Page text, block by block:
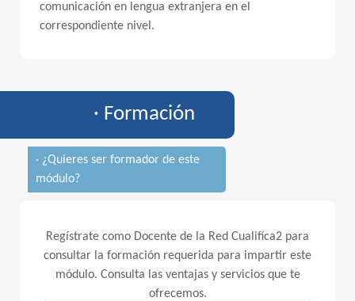
comunicación en lengua extranjera en el
correspondiente nivel.
· Formación
· ¿Quieres ser formador de este
módulo?
Regístrate como Docente de la Red Cualifica2 para
consultar la formación requerida para impartir este
módulo. Consulta las ventajas y servicios que te
ofrecemos.